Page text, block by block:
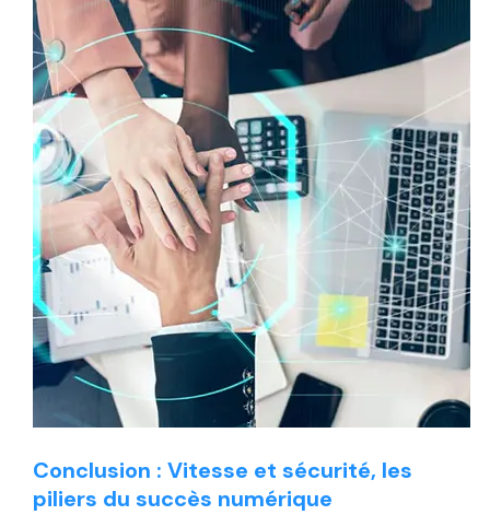
Conclusion : Vitesse et sécurité, les
piliers du succès numérique